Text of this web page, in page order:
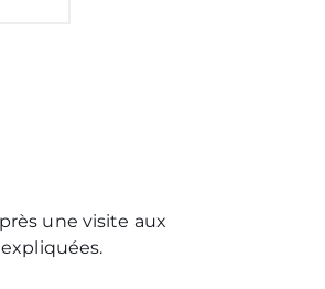
une visite aux